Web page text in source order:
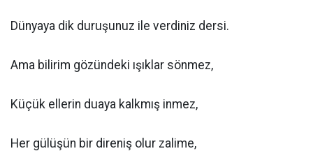
Dünyaya dik duruşunuz ile verdiniz dersi.
Ama bilirim gözündeki ışıklar sönmez,
Küçük ellerin duaya kalkmış inmez,
Her gülüşün bir direniş olur zalime,